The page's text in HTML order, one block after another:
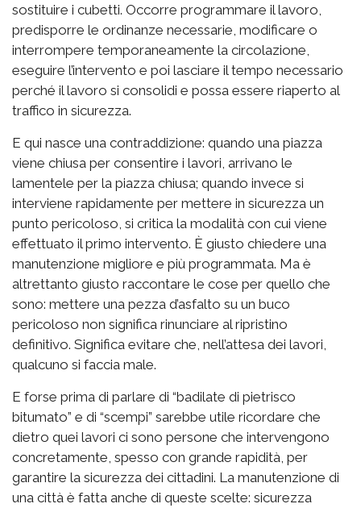
sostituire i cubetti. Occorre programmare il lavoro,
predisporre le ordinanze necessarie, modificare o
interrompere temporaneamente la circolazione,
eseguire l’intervento e poi lasciare il tempo necessario
perché il lavoro si consolidi e possa essere riaperto al
traffico in sicurezza.
E qui nasce una contraddizione: quando una piazza
viene chiusa per consentire i lavori, arrivano le
lamentele per la piazza chiusa; quando invece si
interviene rapidamente per mettere in sicurezza un
punto pericoloso, si critica la modalità con cui viene
effettuato il primo intervento. È giusto chiedere una
manutenzione migliore e più programmata. Ma è
altrettanto giusto raccontare le cose per quello che
sono: mettere una pezza d’asfalto su un buco
pericoloso non significa rinunciare al ripristino
definitivo. Significa evitare che, nell’attesa dei lavori,
qualcuno si faccia male.
E forse prima di parlare di “badilate di pietrisco
bitumato” e di “scempi” sarebbe utile ricordare che
dietro quei lavori ci sono persone che intervengono
concretamente, spesso con grande rapidità, per
garantire la sicurezza dei cittadini. La manutenzione di
una città è fatta anche di queste scelte: sicurezza